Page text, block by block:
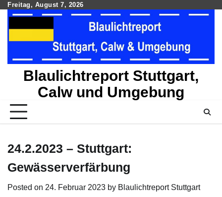
Skip
content
Freitag, August 7, 2026
Blaulichtreport Stuttgart,
Calw und Umgebung
24.2.2023 – Stuttgart:
Gewässerverfärbung
Posted on 24. Februar 2023 by Blaulichtreport Stuttgart